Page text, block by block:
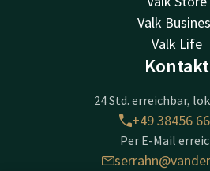
Valk
Valk Life
Kontakt
24 Std. erreichbar,
+49 38456
Per E-Mail